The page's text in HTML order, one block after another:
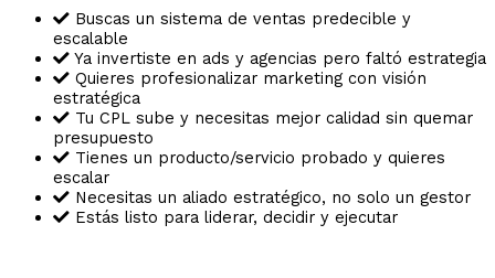
Buscas un sistema de ventas predecible y
escalable
Ya invertiste en ads y agencias pero faltó estrategia
Quieres profesionalizar marketing con visión
estratégica
Tu CPL sube y necesitas mejor calidad sin quemar
presupuesto
Tienes un producto/servicio probado y quieres
escalar
Necesitas un aliado estratégico, no solo un gestor
Estás listo para liderar, decidir y ejecutar